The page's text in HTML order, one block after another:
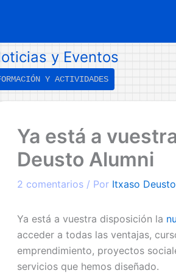
y Eventos
Y ACTIVIDADES
Ya está a
Deusto Alumni
2 comentarios / Por Itxaso
Ya está a vuestra disposición la
acceder a todas las ventajas,
emprendimiento, proyectos
servicios que hemos diseñado.
→